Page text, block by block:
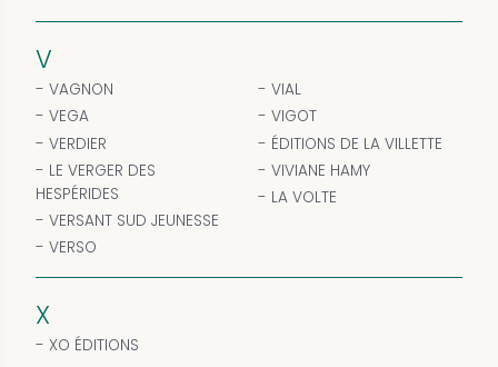
V
VAGNON
VEGA
VERDIER
LE VERGER DES
HESPÉRIDES
VERSANT SUD JEUNESSE
VERSO
VIAL
VIGOT
ÉDITIONS DE LA VILLETTE
VIVIANE HAMY
LA VOLTE
X
XO ÉDITIONS